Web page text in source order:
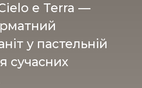
e Terra —
у пастельній
сучасних